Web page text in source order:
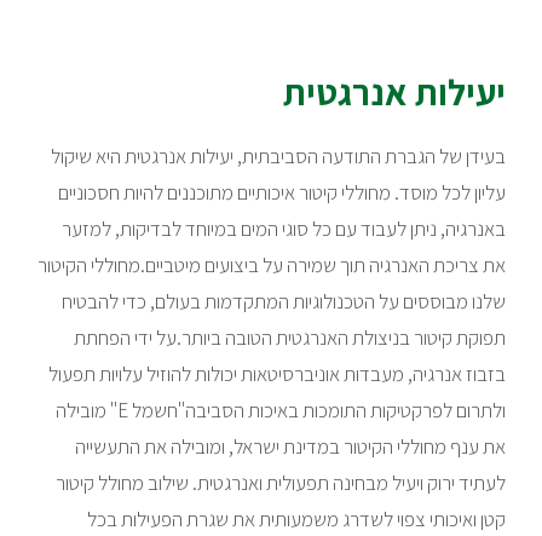
יעילות אנרגטית
בעידן של הגברת התודעה הסביבתית, יעילות אנרגטית היא שיקול
עליון לכל מוסד. מחוללי קיטור איכותיים מתוכננים להיות חסכוניים
באנרגיה, ניתן לעבוד עם כל סוגי המים במיוחד לבדיקות, למזער
את צריכת האנרגיה תוך שמירה על ביצועים מיטביים.מחוללי הקיטור
שלנו מבוססים על הטכנולוגיות המתקדמות בעולם, כדי להבטיח
תפוקת קיטור בניצולת האנרגטית הטובה ביותר.על ידי הפחתת
בזבוז אנרגיה, מעבדות אוניברסיטאות יכולות להוזיל עלויות תפעול
ולתרום לפרקטיקות התומכות באיכות הסביבה"חשמל E" מובילה
את ענף מחוללי הקיטור במדינת ישראל, ומובילה את התעשייה
לעתיד ירוק ויעיל מבחינה תפעולית ואנרגטית. שילוב מחולל קיטור
קטן ואיכותי צפוי לשדרג משמעותית את שגרת הפעילות בכל